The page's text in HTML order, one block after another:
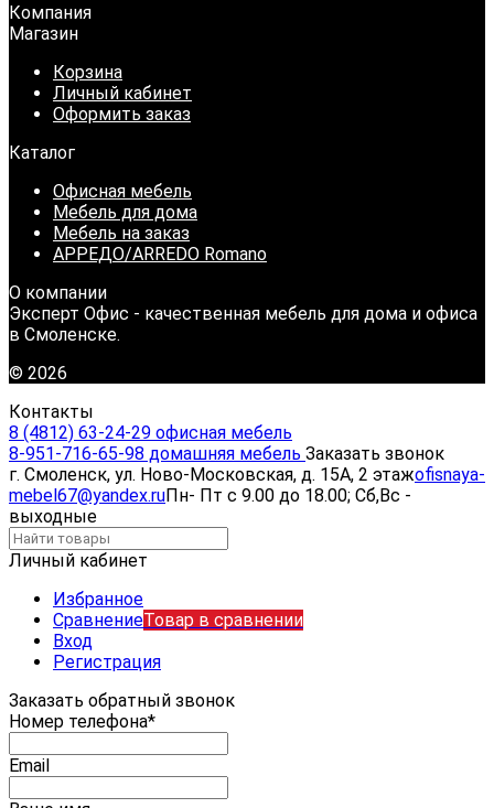
Компания
Магазин
Корзина
Личный кабинет
Оформить заказ
Каталог
Офисная мебель
Мебель для дома
Мебель на заказ
АРРЕДО/ARREDO Romano
О компании
Эксперт Офис - качественная мебель для дома и офиса
в Смоленске.
© 2026
Контакты
8 (4812) 63-24-29 офисная мебель
8-951-716-65-98 домашняя мебель Заказать звонок
г. Смоленск, ул. Ново-Московская, д. 15А, 2 этажofisnaya-
mebel67@yandex.ruПн- Пт с 9.00 до 18.00; Сб,Вс -
выходные
Личный кабинет
Избранное
СравнениеТовар в сравнении
Вход
Регистрация
Заказать обратный звонок
Номер телефона*
Email